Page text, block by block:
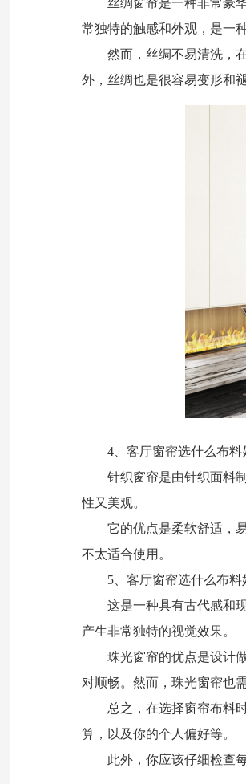
丝绸窗帘是一种非常豪华
常独特的触感和外观，是一
然而，丝绸不易清洗，在
外，丝绸也是很容易变形和
4、客厅窗帘选什么布料
针织窗帘是由针织面料制
性又美观。
它的优点是柔软舒适，易
不太适合使用。
5、客厅窗帘选什么布料
这是一种具有古代感和现
产生非常独特的视觉效果。
珠光窗帘的优点是设计做
对顺畅。然而，珠光窗帘也
总之，在选择窗帘布料时
算，以及你的个人偏好等。
此外，你应该仔细检查每